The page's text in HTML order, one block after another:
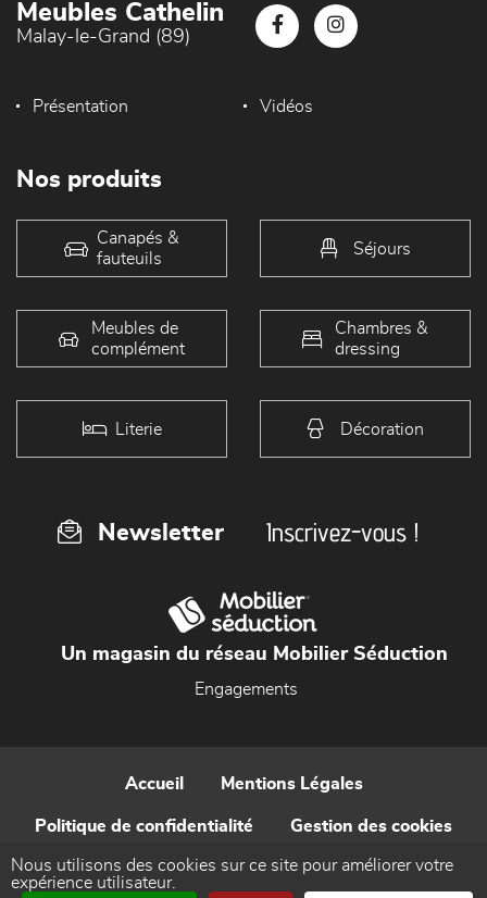
Meubles Cathelin
Malay-le-Grand (89)
Présentation Vidéos
Nos produits
Canapés &
fauteuils
Séjours
Meubles de
complément
Chambres &
dressing
Literie Décoration
Newsletter Inscrivez-vous !
Un magasin du réseau Mobilier Séduction
Engagements
Accueil Mentions Légales
Politique de confidentialité Gestion des cookies
Contact
Nous utilisons des cookies sur ce site pour améliorer votre
expérience utilisateur.